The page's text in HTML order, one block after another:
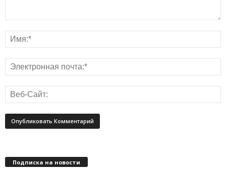
Подписка на новости